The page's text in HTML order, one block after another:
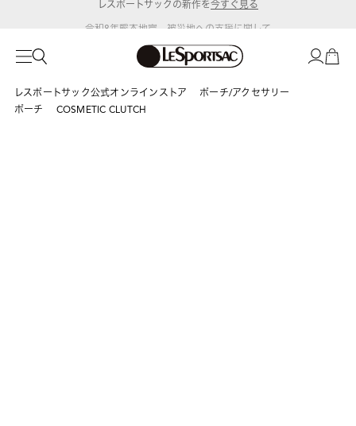
レスポートサック公式オンラインストア
ポーチ/アクセサリー
ポーチ
COSMETIC CLUTCH